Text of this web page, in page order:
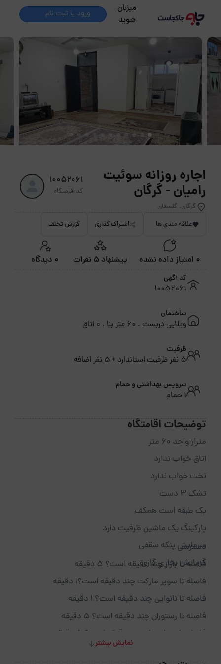
میزبان
شوید
ورود یا ثبت نام
اجاره روزانه سوئیت
رامیان - گرگان
گرگان, گلستان
10052061
کد اقامتگاه
علاقه مندی ها اشتراک گذاری گزارش تخلف
0 امتیاز داده نشده پیشنهاد 5 نفرات 0 دیدگاه
کد آگهی
10052061
ساختمان
ویلایی دربست . 60 متر بنا . 0 اتاق
ظرفیت
5 نفر ظرفیت استاندارد + 5 نفر اضافه
سرویس بهداشتی و حمام
1 حمام
توضیحات اقامتگاه
متراژ واحد 60 متر
اتاق خواب ندارد
تخت خواب ندارد
تشک 3 دست
یک طبقه است همکف
پارکینگ یک ماشین ظرفیت دارد
سرمایش پنکه سقفی
گرمایش بخاری گازی
دسترسی
فاصله تا بازار چند دقیقه است؟ 5 دقیقه
فاصله تا سوپر مارکت چند دقیقه است؟1 دقیقه
فاصله تا نانوایی چند دقیقه است؟ 1 دقیقه
فاصله تا رستوران چند دقیقه است؟ 5 دقیقه
فاصله تا بیمارستان چند دقیقه است؟ 5 دقیقه
فاصله تا کافی شاپ چند دقیقه است؟ 6 دقیقه
نمایش بیشتر